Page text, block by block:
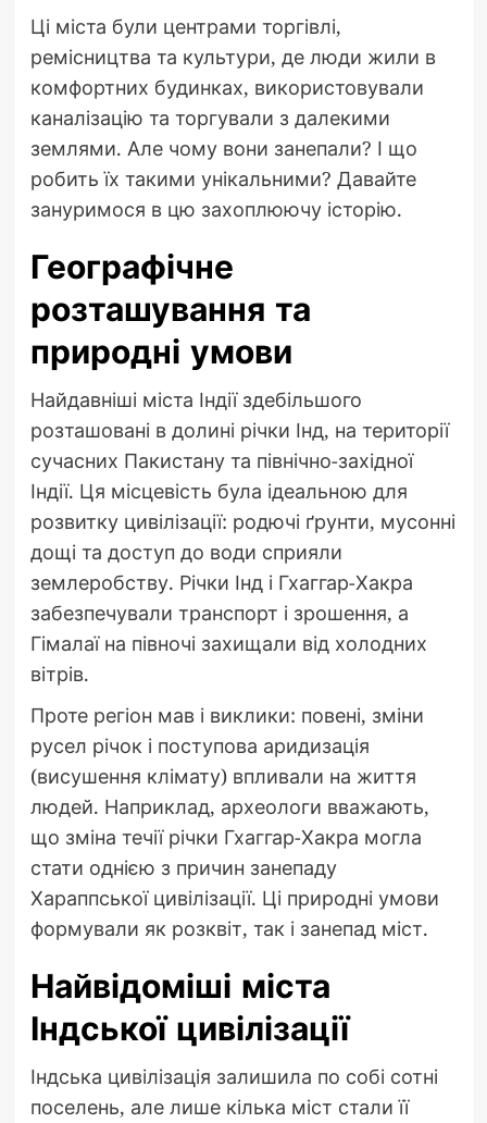
Ці міста були центрами торгівлі,
ремісництва та культури, де люди жили в
комфортних будинках, використовували
каналізацію та торгували з далекими
землями. Але чому вони занепали? І що
робить їх такими унікальними? Давайте
зануримося в цю захоплюючу історію.
Географічне
розташування та
природні умови
Найдавніші міста Індії здебільшого
розташовані в долині річки Інд, на території
сучасних Пакистану та північно-західної
Індії. Ця місцевість була ідеальною для
розвитку цивілізації: родючі ґрунти, мусонні
дощі та доступ до води сприяли
землеробству. Річки Інд і Гхаггар-Хакра
забезпечували транспорт і зрошення, а
Гімалаї на півночі захищали від холодних
вітрів.
Проте регіон мав і виклики: повені, зміни
русел річок і поступова аридизація
(висушення клімату) впливали на життя
людей. Наприклад, археологи вважають,
що зміна течії річки Гхаггар-Хакра могла
стати однією з причин занепаду
Хараппської цивілізації. Ці природні умови
формували як розквіт, так і занепад міст.
Найвідоміші міста
Індської цивілізації
Індська цивілізація залишила по собі сотні
поселень, але лише кілька міст стали її